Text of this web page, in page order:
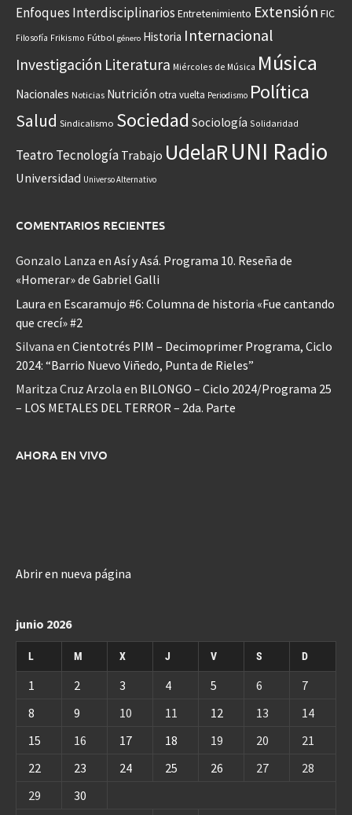
Enfoques Interdisciplinarios Entretenimiento Extensión FIC
Filosofía Frikismo Fútbol género Historia Internacional
Investigación Literatura Miércoles de Música Música
Nacionales Noticias Nutrición otra vuelta Periodismo Política
Salud Sindicalismo Sociedad Sociología Solidaridad
Teatro Tecnología Trabajo UdelaRUNI Radio
Universidad Universo Alternativo
COMENTARIOS RECIENTES
Gonzalo Lanza en Así y Asá. Programa 10. Reseña de
«Homerar» de Gabriel Galli
Laura en Escaramujo #6: Columna de historia «Fue cantando
que crecí» #2
Silvana en Cientotrés PIM – Decimoprimer Programa, Ciclo
2024: “Barrio Nuevo Viñedo, Punta de Rieles”
Maritza Cruz Arzola en BILONGO – Ciclo 2024/Programa 25
– LOS METALES DEL TERROR – 2da. Parte
AHORA EN VIVO
Abrir en nueva página
junio 2026
L M X J V S D
1 2 3 4 5 6
7
8
9 10 11 12 13
14
15
16 17 18 19 20
21
22
23 24 25 26 27
28
29
30